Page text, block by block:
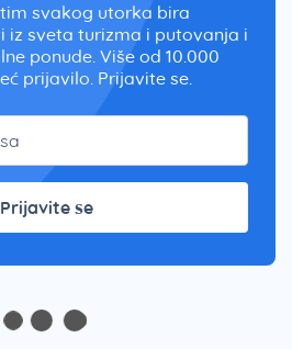
svakog utorka bira
iz sveta turizma i putovanja i
ponude. Više od 10.000
prijavilo. Prijavite se.
Prijavite se